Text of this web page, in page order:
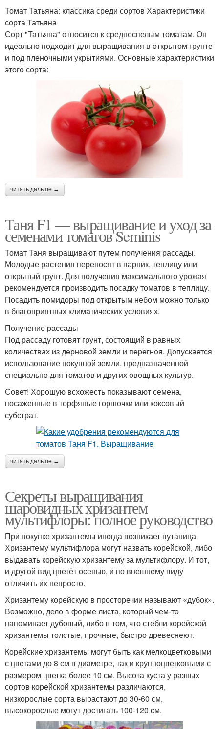
Томат Татьяна: классика среди сортов Характеристики
сорта Татьяна
Сорт "Татьяна" относится к среднеспелым томатам. Он
идеально подходит для выращивания в открытом грунте
и под пленочными укрытиями. Основные характеристики
этого сорта:
читать дальше →
Таня F1 — выращивание и уход за
семенами томатов Seminis
Томат Таня выращивают путем получения рассады.
Молодые растения переносят в парник, теплицу или
открытый грунт. Для получения максимального урожая
рекомендуется производить посадку томатов в теплицу.
Посадить помидоры под открытым небом можно только
в благоприятных климатических условиях.
Получение рассады
Под рассаду готовят грунт, состоящий в равных
количествах из дерновой земли и перегноя. Допускается
использование покупной земли, предназначенной
специально для томатов и других овощных культур.
Совет! Хорошую всхожесть показывают семена,
посаженные в торфяные горшочки или коксовый
субстрат.
читать дальше →
Секреты выращивания
шаровидных хризантем
мультифлоры: полное руководство
При покупке хризантемы иногда возникает путаница.
Хризантему мультифлора могут назвать корейской, либо
выдавать корейскую хризантему за мультифлору. И тот,
и другой вид цветёт осенью, и по внешнему виду
отличить их непросто.
Хризантему корейскую в просторечии называют «дубок».
Возможно, дело в форме листа, который чем-то
напоминает дубовый, либо в том, что стебли корейской
хризантемы толстые, прочные, быстро древеснеют.
Корейские хризантемы могут быть как мелкоцветковыми
с цветами до 8 см в диаметре, так и крупноцветковыми с
размером цветка более 10 см. Высота куста у разных
сортов корейской хризантемы различаются,
низкорослые сорта вырастают до 30-60 см,
высокорослые могут достигать 100-120 см.